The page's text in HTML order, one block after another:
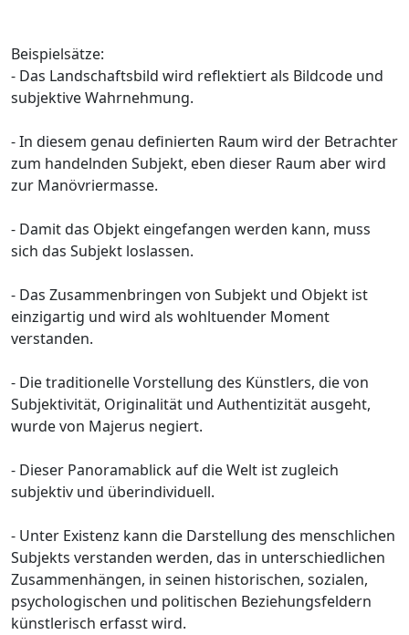
Beispielsätze:
- Das Landschaftsbild wird reflektiert als Bildcode und
subjektive Wahrnehmung.
- In diesem genau definierten Raum wird der Betrachter
zum handelnden Subjekt, eben dieser Raum aber wird
zur Manövriermasse.
- Damit das Objekt eingefangen werden kann, muss
sich das Subjekt loslassen.
- Das Zusammenbringen von Subjekt und Objekt ist
einzigartig und wird als wohltuender Moment
verstanden.
- Die traditionelle Vorstellung des Künstlers, die von
Subjektivität, Originalität und Authentizität ausgeht,
wurde von Majerus negiert.
- Dieser Panoramablick auf die Welt ist zugleich
subjektiv und überindividuell.
- Unter Existenz kann die Darstellung des menschlichen
Subjekts verstanden werden, das in unterschiedlichen
Zusammenhängen, in seinen historischen, sozialen,
psychologischen und politischen Beziehungsfeldern
künstlerisch erfasst wird.